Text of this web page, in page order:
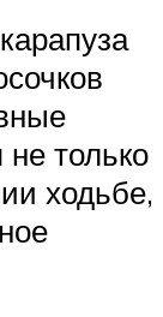
не только
ходьбе,